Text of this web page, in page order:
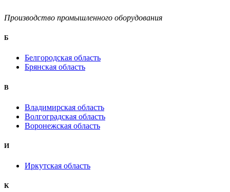
Производство промышленного оборудования
Б
Белгородская область
Брянская область
B
Владимирская область
Волгоградская область
Воронежская область
И
Иркутская область
К